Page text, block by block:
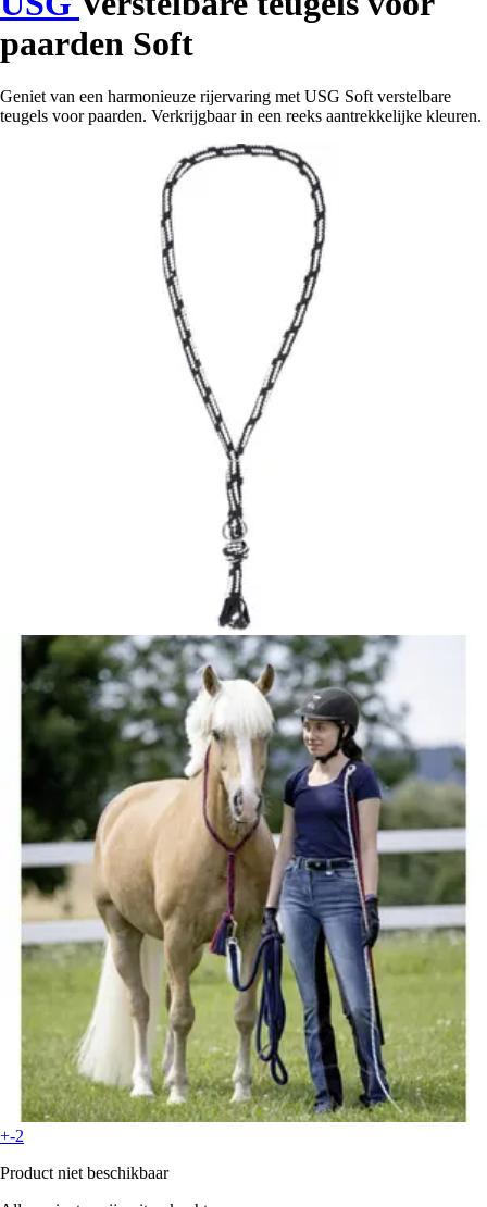
paarden Soft
Geniet van een harmonieuze rijervaring met USG Soft verstelbare
teugels voor paarden. Verkrijgbaar in een reeks aantrekkelijke kleuren.
+-2
Product niet beschikbaar